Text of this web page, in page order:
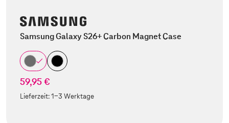
Samsung Galaxy S26+ Carbon Magnet Case
59,95 €
Lieferzeit:1-3 Werktage